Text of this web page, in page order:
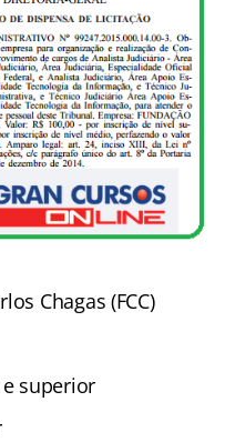
Chagas (FCC)
superior